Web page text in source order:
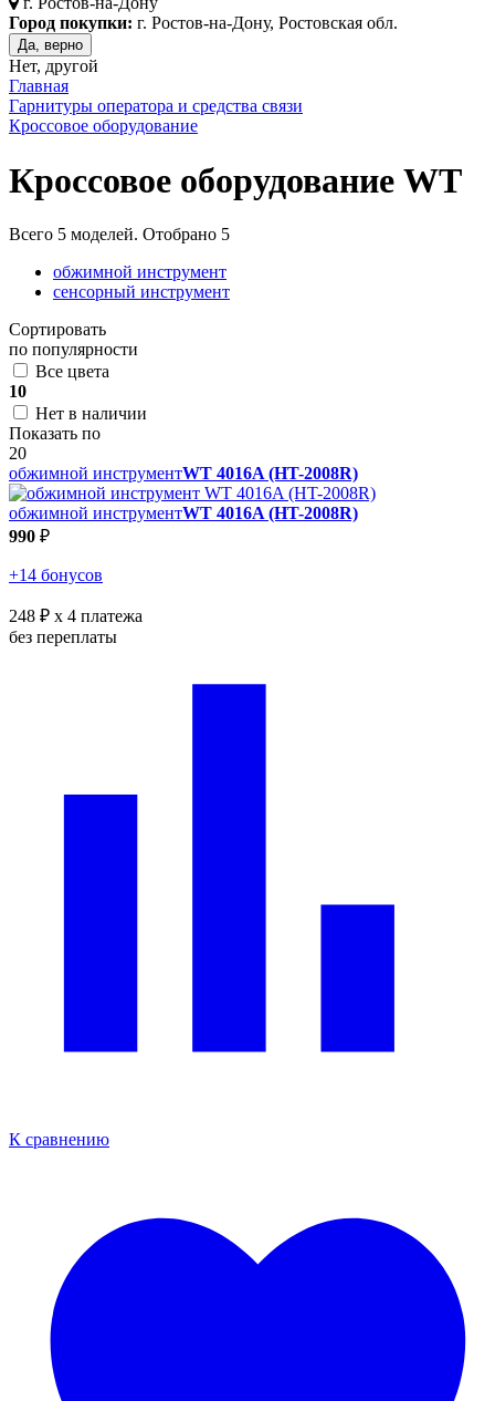
Город покупки: г. Ростов-на-Дону, Ростовская обл.
Да, верно
Нет, другой
Главная
Гарнитуры оператора и средства связи
Кроссовое оборудование
Кроссовое оборудование WT
Всего 5 моделей. Отобрано 5
обжимной инструмент
сенсорный инструмент
Сортировать
по популярности
Все цвета
10
Нет в наличии
Показать по
20
обжимной инструментWT 4016A (HT-2008R)
обжимной инструментWT 4016A (HT-2008R)
990 ₽
+14 бонусов
248 ₽ x 4 платежа
без переплаты
К сравнению